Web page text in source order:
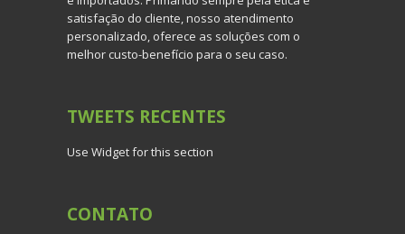
satisfação do cliente, nosso atendimento
personalizado, oferece as soluções com o
melhor custo-benefício para o seu caso.
TWEETS RECENTES
Use Widget for this section
CONTATO